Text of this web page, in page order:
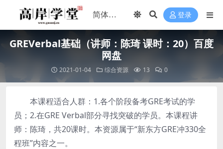
登录
GREVerbal基础（讲师：陈琦 课时：20）百度
网盘
2021-01-04 综合资源 13 0
本课程适合人群：1.各个阶段备考GRE考试的学
员；2.在GRE Verbal部分寻找突破的学员。本课程讲
师：陈琦，共20课时。本资源属于“新东方GRE冲330全
程班”内容之一。